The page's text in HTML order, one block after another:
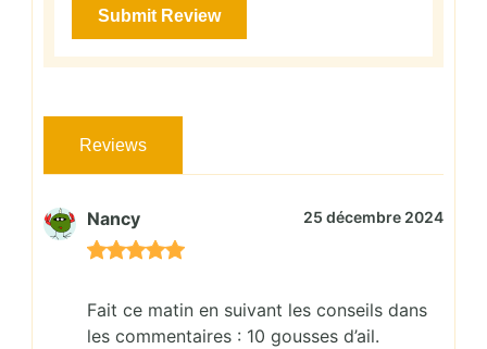
Reviews
Nancy 25 décembre 2024
Fait ce matin en suivant les conseils dans
les commentaires : 10 gousses d’ail.